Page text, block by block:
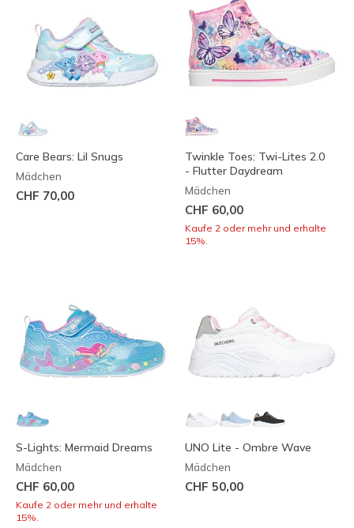
Care Bears: Lil Snugs
Mädchen
CHF 70,00
Twinkle Toes: Twi-Lites 2.0
- Flutter Daydream
Mädchen
CHF 60,00
Kaufe 2 oder mehr und erhalte
15%.
S-Lights: Mermaid Dreams
Mädchen
CHF 60,00
Kaufe 2 oder mehr und erhalte
15%.
UNO Lite - Ombre Wave
Mädchen
CHF 50,00